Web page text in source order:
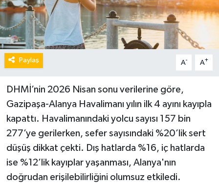
Paylaş A- A+
DHMİ’nin 2026 Nisan sonu verilerine göre,
Gazipaşa-Alanya Havalimanı yılın ilk 4 ayını kayıpla
kapattı. Havalimanındaki yolcu sayısı 157 bin
277’ye gerilerken, sefer sayısındaki %20’lik sert
düşüş dikkat çekti. Dış hatlarda %16, iç hatlarda
ise %12’lik kayıplar yaşanması, Alanya'nın
doğrudan erişilebilirliğini olumsuz etkiledi.